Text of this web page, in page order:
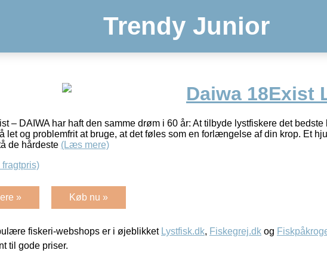
Trendy Junior
Daiwa 18Exist
– DAIWA har haft den samme drøm i 60 år: At tilbyde lystfiskere det
let og problemfrit at bruge, at det føles som en forlængelse af din krop. Et
de hårdeste (Læs mere)
fragtpris)
» Køb nu »
fiskeri-webshops er i øjeblikket Lystfisk.dk, Fiskegrej.dk og
til gode priser.